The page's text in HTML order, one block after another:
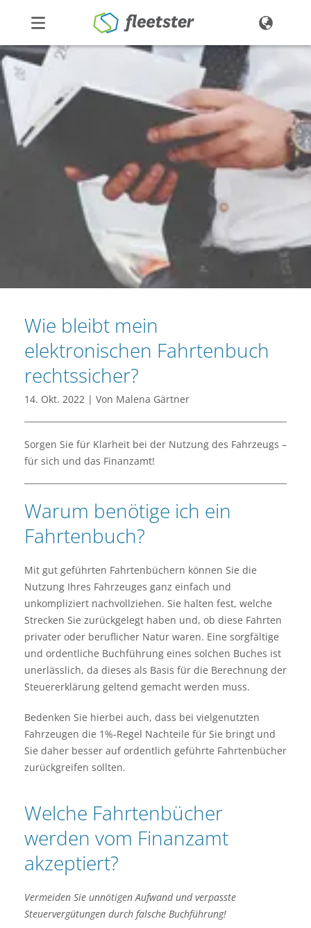
Produkte
Über uns
Kontakt
Demo Login
Wie bleibt mein
elektronischen Fahrtenbuch
rechtssicher?
14. Okt. 2022 | Von Malena Gärtner
Sorgen Sie für Klarheit bei der Nutzung des Fahrzeugs –
für sich und das Finanzamt!
Warum benötige ich ein
Fahrtenbuch?
Mit gut geführten Fahrtenbüchern können Sie die
Nutzung Ihres Fahrzeuges ganz einfach und
unkompliziert nachvollziehen. Sie halten fest, welche
Strecken Sie zurückgelegt haben und, ob diese Fahrten
privater oder beruflicher Natur waren. Eine sorgfältige
und ordentliche Buchführung eines solchen Buches ist
unerlässlich, da dieses als Basis für die Berechnung der
Steuererklärung geltend gemacht werden muss.
Bedenken Sie hierbei auch, dass bei vielgenutzten
Fahrzeugen die 1%-Regel Nachteile für Sie bringt und
Sie daher besser auf ordentlich geführte Fahrtenbücher
zurückgreifen sollten.
Welche Fahrtenbücher
werden vom Finanzamt
akzeptiert?
Vermeiden Sie unnötigen Aufwand und verpasste
Steuervergütungen durch falsche Buchführung!